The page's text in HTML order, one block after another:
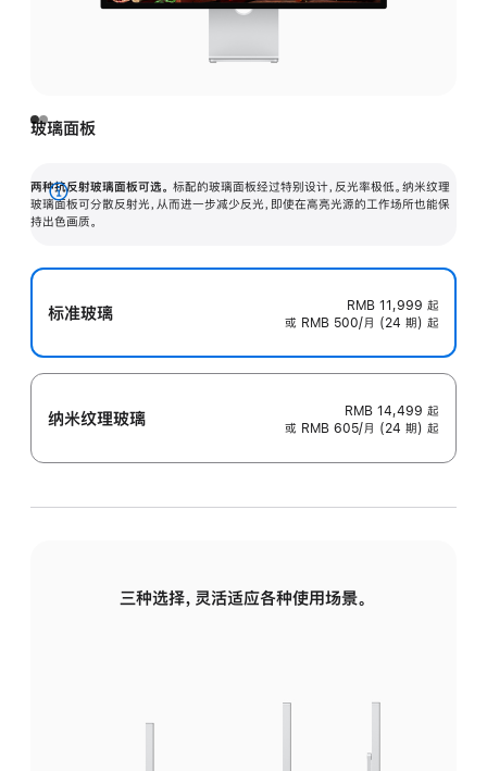
玻璃面板
两种抗反射玻璃面板可选。 标配的玻璃面板经过特别设计，反光率极低。纳米纹理
玻璃面板可分散反射光，从而进一步减少反光，即使在高亮光源的工作场所也能保
持出色画质。
展
开
标准玻璃 RMB 11,999 起
或 RMB 500/月 (24 期) 起
纳米纹理玻璃 RMB 14,499 起
或 RMB 605/月 (24 期) 起
三种选择，灵活适应各种使用场景。